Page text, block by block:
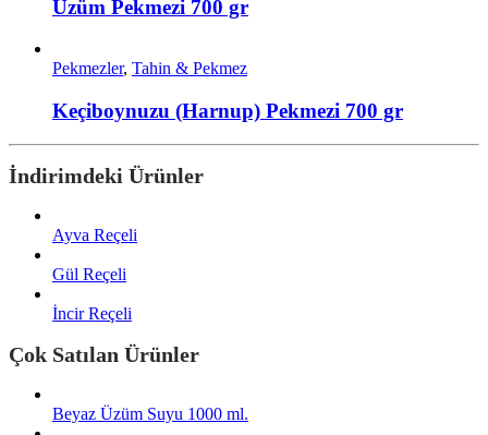
Üzüm Pekmezi 700 gr
Pekmezler, Tahin & Pekmez
Keçiboynuzu (Harnup) Pekmezi 700 gr
İndirimdeki Ürünler
Ayva Reçeli
Gül Reçeli
İncir Reçeli
Çok Satılan Ürünler
Beyaz Üzüm Suyu 1000 ml.